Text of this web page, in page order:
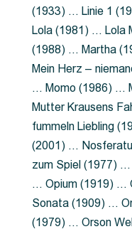
(1933) … Linie 1
Lola (1981) … Lola
(1988) … Martha
Mein Herz –
… Momo (1986) …
Mutter Krausens
fummeln Liebling
(2001) …
zum Spiel (1977)
… Opium (1919) …
Sonata (1909) …
(1979) … Orson